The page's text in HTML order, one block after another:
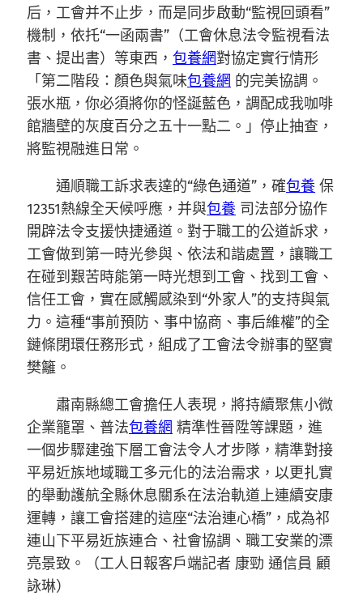
后，工會并不止步，而是同步啟動“監視回頭看”
機制，依托“一函兩書”（工會休息法令監視看法
書、提出書）等東西， 包養網對協定實行情形
「第二階段：顏色與氣味包養網 的完美協調。
張水瓶，你必須將你的怪誕藍色，調配成我咖啡
館牆壁的灰度百分之五十一點二。」停止抽查，
將監視融進日常。
通順職工訴求表達的“綠色通道”，確包養 保
12351熱線全天候呼應，并與包養 司法部分協作
開辟法令支援快捷通道。對于職工的公道訴求，
工會做到第一時光參與、依法和諧處置，讓職工
在碰到艱苦時能第一時光想到工會、找到工會、
信任工會，實在感觸感染到“外家人”的支持與氣
力。這種“事前預防、事中協商、事后維權”的全
鏈條閉環任務形式，組成了工會法令辦事的堅實
樊籬。
肅南縣總工會擔任人表現，將持續聚焦小微
企業籠罩、普法包養網 精準性晉陞等課題，進
一個步驟建強下層工會法令人才步隊，精準對接
平易近族地域職工多元化的法治需求，以更扎實
的舉動護航全縣休息關系在法治軌道上連續安康
運轉，讓工會搭建的這座“法治連心橋”，成為祁
連山下平易近族連合、社會協調、職工安業的漂
亮景致。（工人日報客戶端記者 康勁 通信員 顧
詠琳）